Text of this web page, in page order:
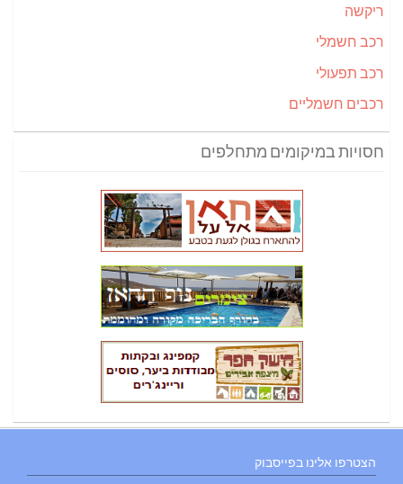
ריקשה
רכב חשמלי
רכב תפעולי
רכבים חשמליים
חסויות במיקומים מתחלפים
הצטרפו אלינו בפייסבוק